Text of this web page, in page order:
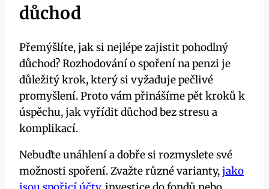
důchod
Přemýšlíte, jak si nejlépe ‌zajistit pohodlný
důchod? Rozhodování‌ o spoření na penzi je
důležitý krok, který si vyžaduje pečlivé
promyšlení. Proto vám přinášíme ‌pět kroků k
úspěchu, ⁢jak vyřídit důchod bez stresu a
komplikací.
Nebuďte unáhlení a dobře si rozmyslete⁢ své
možnosti spoření. Zvažte různé varianty,jako